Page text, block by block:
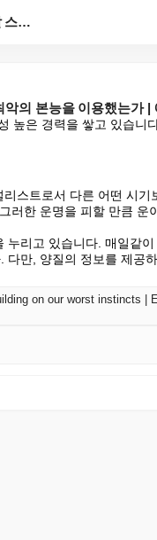
알고리즘 때문이야, 멍청아: 칼 스테파노빅이 왜 조 로...
의 본능을 이용했는가 |
높은 경력을 쌓고 있습니
스트로서 다른 어떤 시기
러한 운명을 피할 만큼 운
누리고 있습니다. 매일같
만, 양질의 정보를 제공
on our worst instincts |